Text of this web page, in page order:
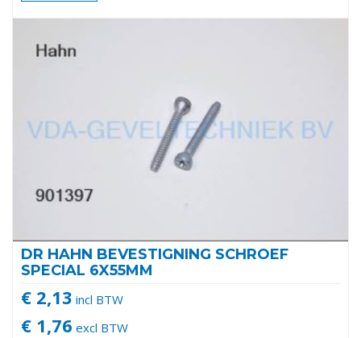
DR HAHN BEVESTIGNING SCHROEF
SPECIAL 6X55MM
€ 2,13 incl BTW
€ 1,76 excl BTW